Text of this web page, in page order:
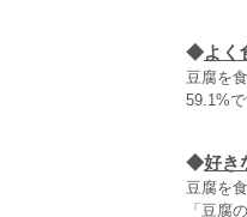
◆よく
豆腐を
59.1%
◆好き
豆腐を
「豆腐